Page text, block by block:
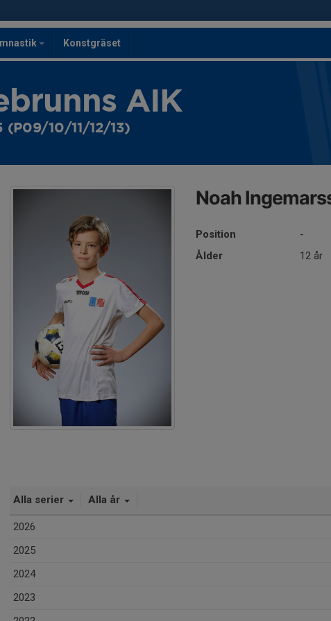
Konstgräset
AIK
(P09/10/11/12/13)
Noah
Position
-
Ålder
12 år
Alla serier Alla år
2026
2025
2024
2023